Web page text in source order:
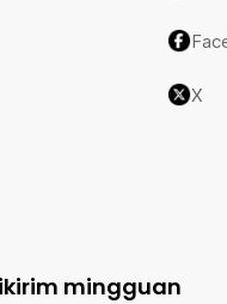
X
mingguan